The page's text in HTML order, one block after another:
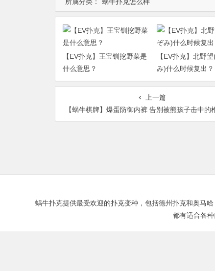
【EV扑克】王宝钏挖野菜是
什么意思？
【EV扑克】北野
み)什么时候复出？
上一篇
【蜗牛棋牌】爆蛋防御内裤 告别被熊孩子击中的椎心
蜗牛扑克提供最受欢迎的扑克变种，包括德州扑克和奥马
都有适合各